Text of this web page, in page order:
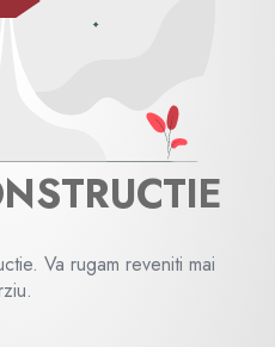
Va rugam reveniti mai